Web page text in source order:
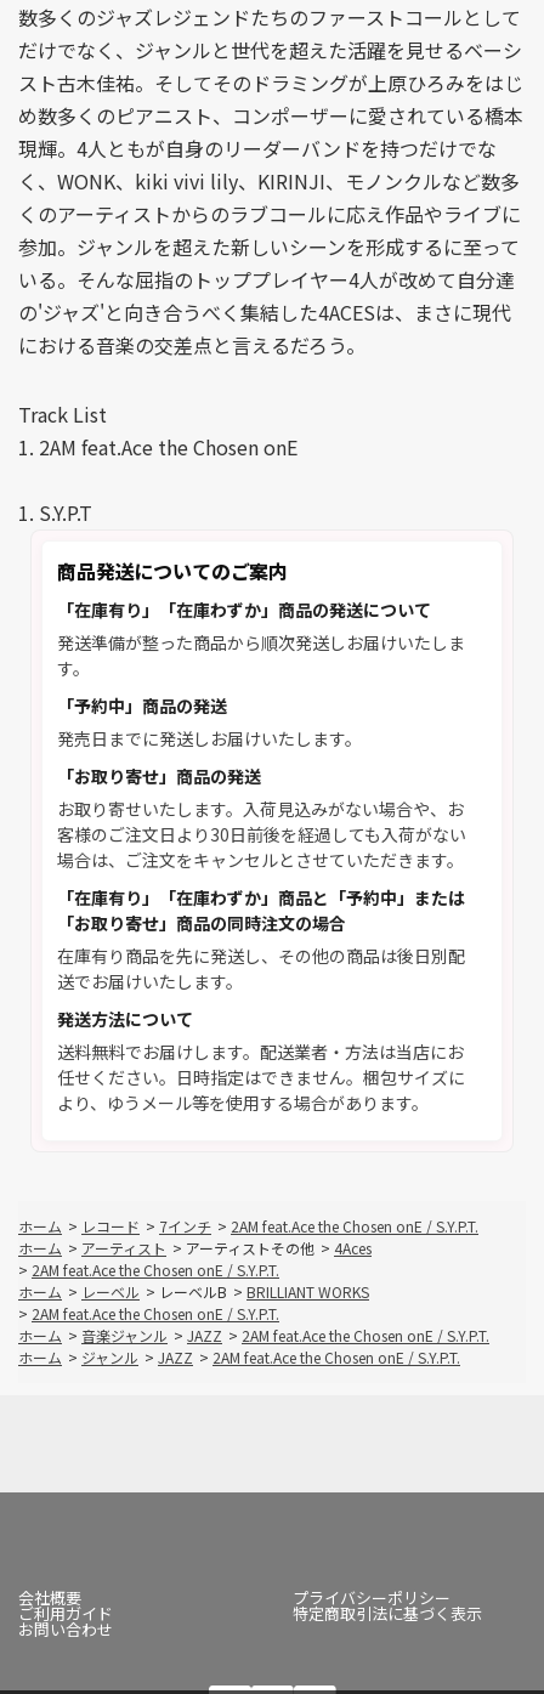
数多くのジャズレジェンドたちのファーストコールとして
だけでなく、ジャンルと世代を超えた活躍を見せるベーシ
スト古木佳祐。そしてそのドラミングが上原ひろみをはじ
め数多くのピアニスト、コンポーザーに愛されている橋本
現輝。4人ともが自身のリーダーバンドを持つだけでな
く、WONK、kiki vivi lily、KIRINJI、モノンクルなど数多
くのアーティストからのラブコールに応え作品やライブに
参加。ジャンルを超えた新しいシーンを形成するに至って
いる。そんな屈指のトッププレイヤー4人が改めて自分達
の'ジャズ'と向き合うべく集結した4ACESは、まさに現代
における音楽の交差点と言えるだろう。
Track List
1. 2AM feat.Ace the Chosen onE
1. S.Y.P.T
商品発送についてのご案内
「在庫有り」「在庫わずか」商品の発送について
発送準備が整った商品から順次発送しお届けいたしま
す。
「予約中」商品の発送
発売日までに発送しお届けいたします。
「お取り寄せ」商品の発送
お取り寄せいたします。入荷見込みがない場合や、お
客様のご注文日より30日前後を経過しても入荷がない
場合は、ご注文をキャンセルとさせていただきます。
「在庫有り」「在庫わずか」商品と「予約中」または
「お取り寄せ」商品の同時注文の場合
在庫有り商品を先に発送し、その他の商品は後日別配
送でお届けいたします。
発送方法について
送料無料でお届けします。配送業者・方法は当店にお
任せください。日時指定はできません。梱包サイズに
より、ゆうメール等を使用する場合があります。
ホーム > レコード > 7インチ > 2AM feat.Ace the Chosen onE / S.Y.P.T.
ホーム > アーティスト > アーティストその他 > 4Aces
> 2AM feat.Ace the Chosen onE / S.Y.P.T.
ホーム > レーベル > レーベルB > BRILLIANT WORKS
> 2AM feat.Ace the Chosen onE / S.Y.P.T.
ホーム > 音楽ジャンル > JAZZ > 2AM feat.Ace the Chosen onE / S.Y.P.T.
ホーム > ジャンル > JAZZ > 2AM feat.Ace the Chosen onE / S.Y.P.T.
会社概要 プライバシーポリシー
ご利用ガイド 特定商取引法に基づく表示
お問い合わせ